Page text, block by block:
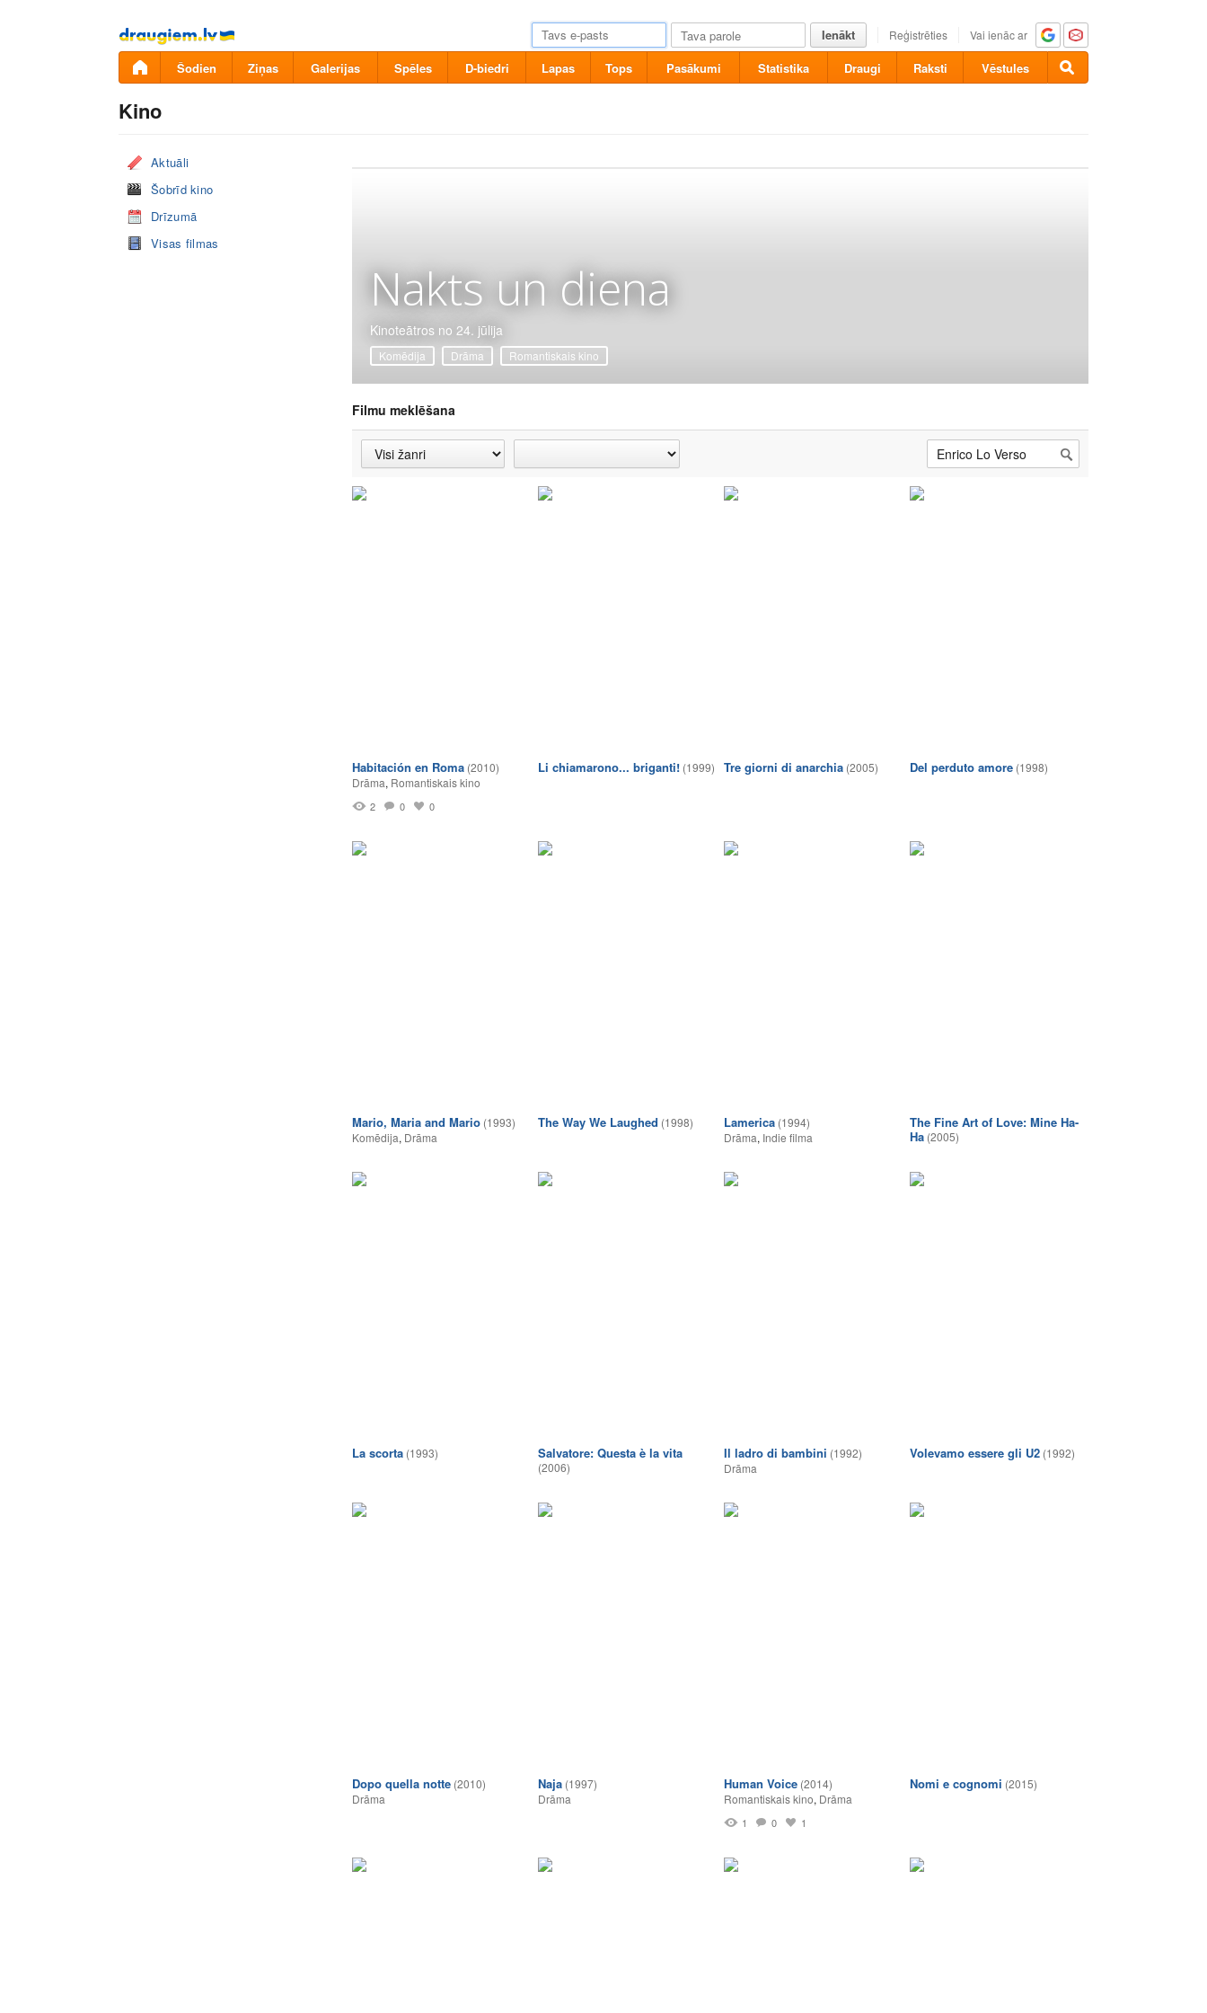
Pāriet
uz
saturu
Ienākt Reģistrēties Vai ienāc ar
Šodien Ziņas Galerijas Spēles D-biedri Lapas Tops Pasākumi Statistika Draugi Raksti Vēstules
Kino
Aktuāli
Šobrīd kino
Drīzumā
Visas filmas
Nakts un diena
Kinoteātros no 24. jūlija
Komēdija Drāma Romantiskais kino
Filmu meklēšana
Habitación en Roma (2010)
Drāma, Romantiskais kino
2 0 0
Li chiamarono... briganti! (1999) Tre giorni di anarchia (2005) Del perduto amore (1998)
Mario, Maria and Mario (1993)
Komēdija, Drāma
The Way We Laughed (1998) Lamerica (1994)
Drāma, Indie filma
The Fine Art of Love: Mine Ha-
Ha (2005)
La scorta (1993) Salvatore: Questa è la vita
(2006)
Il ladro di bambini (1992)
Drāma
Volevamo essere gli U2 (1992)
Dopo quella notte (2010)
Drāma
Naja (1997)
Drāma
Human Voice (2014)
Romantiskais kino, Drāma
1 0 1
Nomi e cognomi (2015)